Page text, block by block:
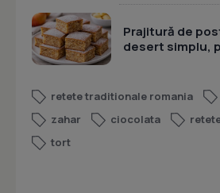
Prajitură de
desert simplu,
retete traditionale romania
zahar
ciocolata
tort